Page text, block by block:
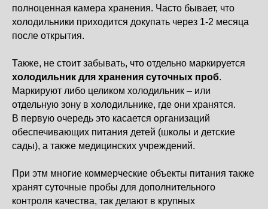
полноценная камера хранения. Часто бывает, что
холодильники приходится докупать через 1-2 месяца
после открытия.
Также, не стоит забывать, что отдельно маркируется
холодильник для хранения суточных проб.
Маркируют либо целиком холодильник – или
отдельную зону в холодильнике, где они хранятся.
В первую очередь это касается организаций
обеспечивающих питания детей (школы и детские
сады), а также медицинских учреждений.
При этм многие коммерческие объекты питания также
хранят суточные пробы для дополнительного
контроля качества, так делают в крупных